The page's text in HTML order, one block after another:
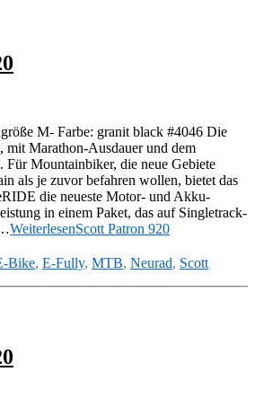
M- Farbe: granit black #4046 Die
mit Marathon-Ausdauer und dem
Für Mountainbiker, die neue Gebiete
als je zuvor befahren wollen, bietet das
die neueste Motor- und Akku-
in einem Paket, das auf Singletrack-
WeiterlesenScott Patron 920
Bike, E-Fully, MTB, Neurad, Scott